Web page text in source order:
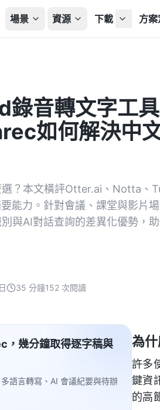
場景 資源 下載 方
音轉文字工
如何解決中
？本文橫評Otter.ai、Notta、
能力。針對會議、課堂與影片
與AI對話查詢的差異化優勢，
35 分鐘152 次閱讀
，幾分鐘取得逐字稿與
語言轉寫、AI 會議紀要與待辦
為
許多
鍵資
的高